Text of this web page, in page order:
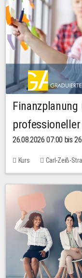
26.08.2026 07:00 bis
Kurs Carl-Zeiß-
20,00 EUR